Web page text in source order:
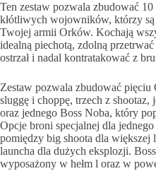
Ten zestaw pozwala zbudować
kłótliwych wojowników, którzy
Twojej armii Orków. Kochają
idealną piechotą, zdolną
ostrzał i nadal kontratakować z
Zestaw pozwala zbudować
sluggę i choppę, trzech z shootaz,
oraz jednego Boss Noba, który
Opcje broni specjalnej dla
pomiędzy big shoota dla większej
launcha dla dużych eksplozji.
wyposażony w hełm l oraz w